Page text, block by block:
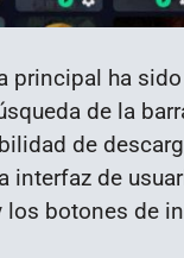
ha
de la
de
interfaz de
botones de